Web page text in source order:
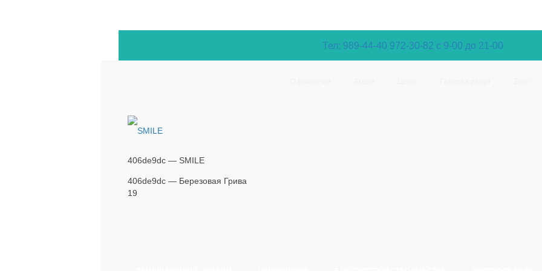
Тел: 989-44-40 972-30-82 с 9-00 до 21-00
406de9dc — SMILE
406de9dc — Березовая Грива
19